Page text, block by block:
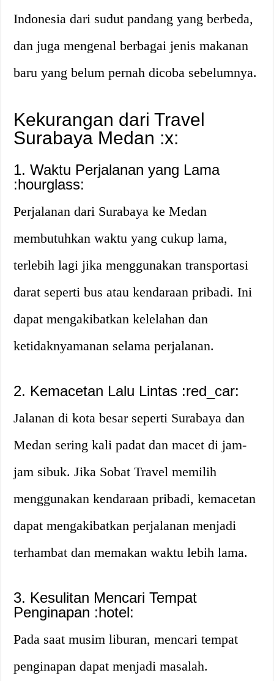
Indonesia dari sudut pandang yang berbeda,
dan juga mengenal berbagai jenis makanan
baru yang belum pernah dicoba sebelumnya.
Kekurangan dari Travel
Surabaya Medan :x:
1. Waktu Perjalanan yang Lama
:hourglass:
Perjalanan dari Surabaya ke Medan
membutuhkan waktu yang cukup lama,
terlebih lagi jika menggunakan transportasi
darat seperti bus atau kendaraan pribadi. Ini
dapat mengakibatkan kelelahan dan
ketidaknyamanan selama perjalanan.
2. Kemacetan Lalu Lintas :red_car:
Jalanan di kota besar seperti Surabaya dan
Medan sering kali padat dan macet di jam-
jam sibuk. Jika Sobat Travel memilih
menggunakan kendaraan pribadi, kemacetan
dapat mengakibatkan perjalanan menjadi
terhambat dan memakan waktu lebih lama.
3. Kesulitan Mencari Tempat
Penginapan :hotel:
Pada saat musim liburan, mencari tempat
penginapan dapat menjadi masalah.